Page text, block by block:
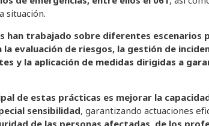
situación.
han trabajado sobre diferentes escenarios
la evaluación de riesgos, la gestión de
y la aplicación de medidas dirigidas a
de estas prácticas es mejorar la
sensibilidad, garantizando actuaciones